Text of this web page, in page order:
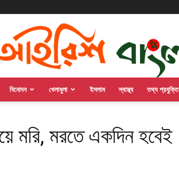
বিনোদন খেলাধুলা ইসলাম স্বাস্থ্য তথ্য প্রযুক্তি
মরি, মরতে একদিন হবেই